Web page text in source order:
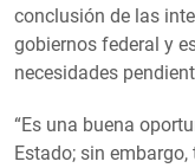
conclusión de las
gobiernos federal y
necesidades
“Es una buena
Estado; sin